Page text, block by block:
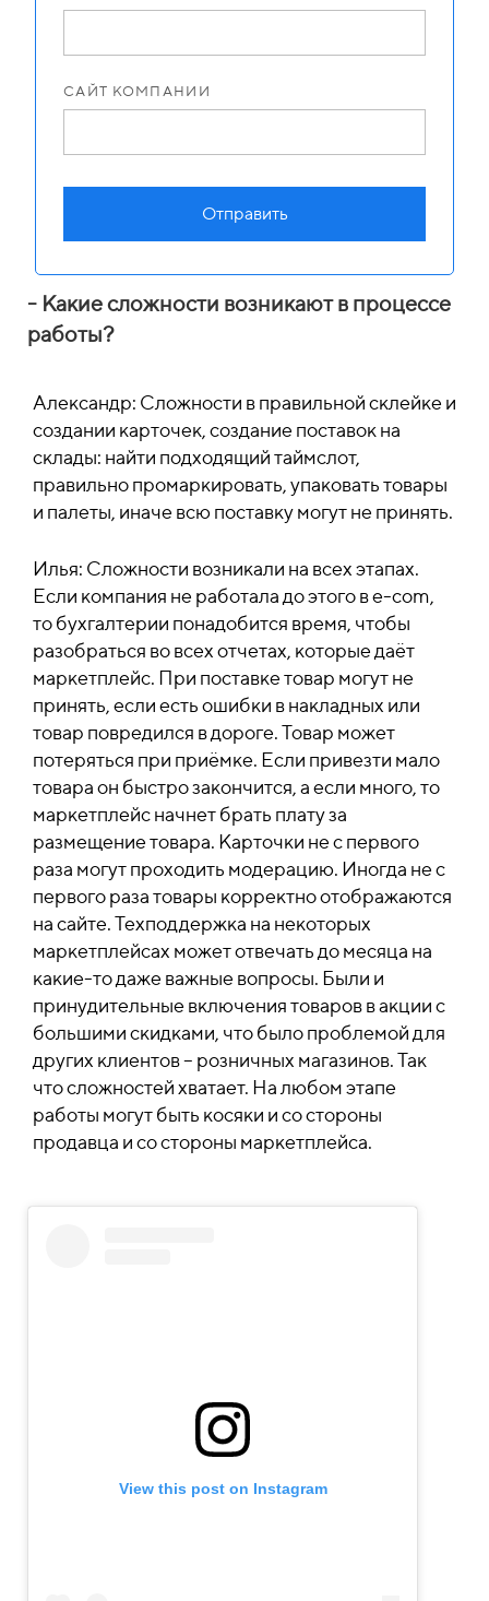
САЙТ КОМПАНИИ
Отправить
- Какие сложности возникают в процессе
работы?
Александр: Сложности в правильной склейке и
создании карточек, создание поставок на
склады: найти подходящий таймслот,
правильно промаркировать, упаковать товары
и палеты, иначе всю поставку могут не принять.
Илья: Сложности возникали на всех этапах.
Если компания не работала до этого в e-com,
то бухгалтерии понадобится время, чтобы
разобраться во всех отчетах, которые даёт
маркетплейс. При поставке товар могут не
принять, если есть ошибки в накладных или
товар повредился в дороге. Товар может
потеряться при приёмке. Если привезти мало
товара он быстро закончится, а если много, то
маркетплейс начнет брать плату за
размещение товара. Карточки не с первого
раза могут проходить модерацию. Иногда не с
первого раза товары корректно отображаются
на сайте. Техподдержка на некоторых
маркетплейсах может отвечать до месяца на
какие-то даже важные вопросы. Были и
принудительные включения товаров в акции с
большими скидками, что было проблемой для
других клиентов – розничных магазинов. Так
что сложностей хватает. На любом этапе
работы могут быть косяки и со стороны
продавца и со стороны маркетплейса.
View this post on Instagram